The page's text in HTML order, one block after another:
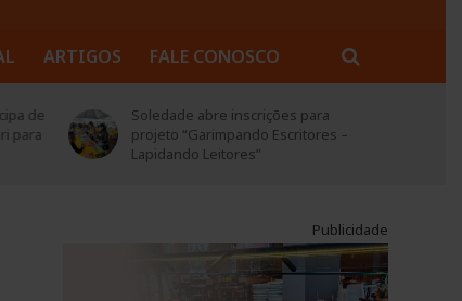
ARTIGOS FALE CONOSCO
de
para
Soledade abre inscrições para
projeto “Garimpando Escritores –
Lapidando Leitores”
Publicidade